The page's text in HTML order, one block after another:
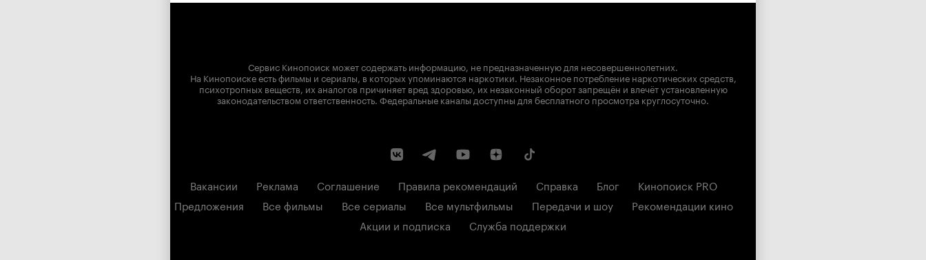
Сервис Кинопоиск может содержать информацию, не предназначенную для несовершеннолетних.
На Кинопоиске есть фильмы и сериалы, в которых упоминаются наркотики. Незаконное потребление наркотических средств,
психотропных веществ, их аналогов причиняет вред здоровью, их незаконный оборот запрещён и влечёт установленную
законодательством ответственность. Федеральные каналы доступны для бесплатного просмотра круглосуточно.
Вакансии Реклама Соглашение Правила рекомендаций Справка Блог
Кинопоиск PRO
Предложения
Все фильмы Все сериалы Все мультфильмы Передачи и шоу
Рекомендации кино
Акции и подписка
Служба поддержки